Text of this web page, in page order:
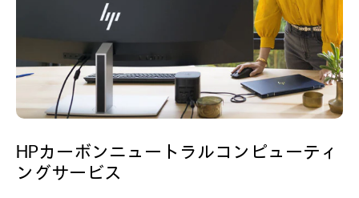
HPカーボンニュートラルコンピューティ
ングサービス